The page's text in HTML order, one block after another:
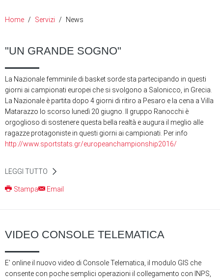
Home Servizi News
"UN GRANDE SOGNO"
La Nazionale femminile di basket sorde sta partecipando in questi
giorni ai campionati europei che si svolgono a Salonicco, in Grecia.
La Nazionale è partita dopo 4 giorni di ritiro a Pesaro e la cena a Villa
Matarazzo lo scorso lunedì 20 giugno. Il gruppo Ranocchi è
orgoglioso di sostenere questa bella realtà e augura il meglio alle
ragazze protagoniste in questi giorni ai campionati. Per info
http://www.sportstats.gr/europeanchampionship2016/
LEGGI TUTTO
Stampa Email
VIDEO CONSOLE TELEMATICA
E' online il nuovo video di Console Telematica, il modulo GIS che
consente con poche semplici operazioni il collegamento con INPS,